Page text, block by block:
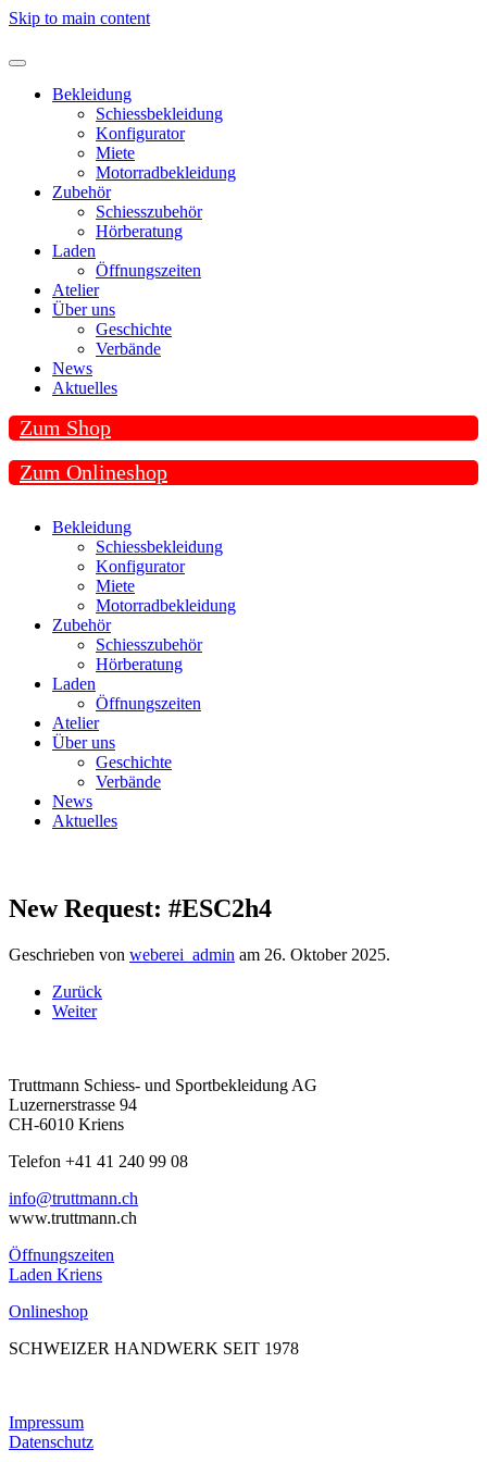
Skip to main content
Bekleidung
Schiessbekleidung
Konfigurator
Miete
Motorradbekleidung
Zubehör
Schiesszubehör
Hörberatung
Laden
Öffnungszeiten
Atelier
Über uns
Geschichte
Verbände
News
Aktuelles
Zum Shop
Zum Onlineshop
Bekleidung
Schiessbekleidung
Konfigurator
Miete
Motorradbekleidung
Zubehör
Schiesszubehör
Hörberatung
Laden
Öffnungszeiten
Atelier
Über uns
Geschichte
Verbände
News
Aktuelles
New Request: #ESC2h4
Geschrieben von weberei_admin am 26. Oktober 2025.
Zurück
Weiter
Truttmann Schiess- und Sportbekleidung AG
Luzernerstrasse 94
CH-6010 Kriens
Telefon +41 41 240 99 08
hc.nnamtturt@ofni
www.truttmann.ch
Öffnungszeiten
Laden Kriens
Onlineshop
SCHWEIZER HANDWERK SEIT 1978
Impressum
Datenschutz